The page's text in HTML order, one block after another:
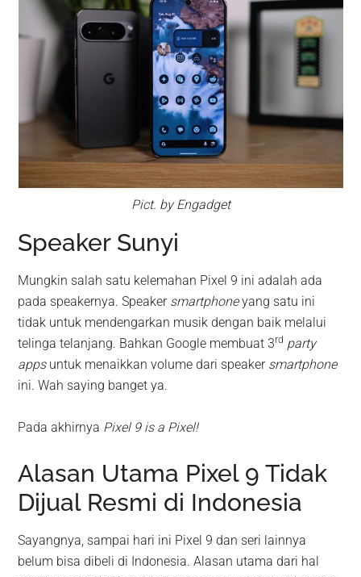
Pict. by Engadget
Speaker Sunyi
Mungkin salah satu kelemahan Pixel 9 ini adalah ada
pada speakernya. Speaker smartphoneyang satu ini
tidak untuk mendengarkan musik dengan baik melalui
telinga telanjang. Bahkan Google membuat 3rd party
appsuntuk menaikkan volume dari speaker smartphone
ini. Wah saying banget ya.
Pada akhirnya Pixel 9 is a Pixel!
Alasan Utama Pixel 9 Tidak
Dijual Resmi di Indonesia
Sayangnya, sampai hari ini Pixel 9 dan seri lainnya
belum bisa dibeli di Indonesia. Alasan utama dari hal